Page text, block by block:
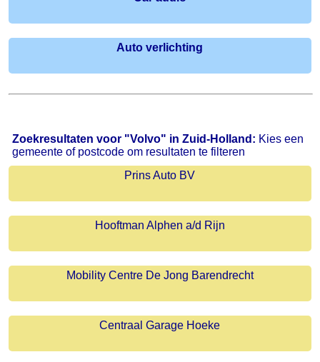
Auto verlichting
Zoekresultaten voor "Volvo" in Zuid-Holland: Kies een
gemeente of postcode om resultaten te filteren
Prins Auto BV
Hooftman Alphen a/d Rijn
Mobility Centre De Jong Barendrecht
Centraal Garage Hoeke